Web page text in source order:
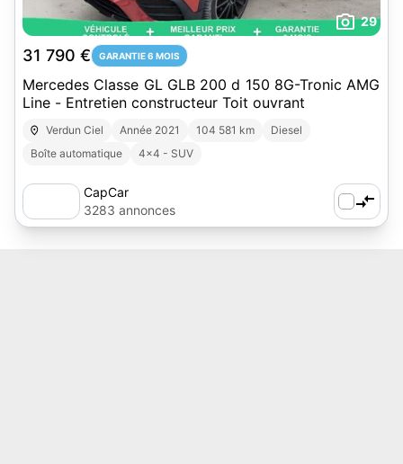
29
31 790 € GARANTIE 6 MOIS
Mercedes Classe GL GLB 200 d 150 8G-Tronic AMG
Line - Entretien constructeur Toit ouvrant
Verdun Ciel Année 2021 104 581 km
Diesel
Boîte automatique
4x4 - SUV
CapCar
3283 annonces